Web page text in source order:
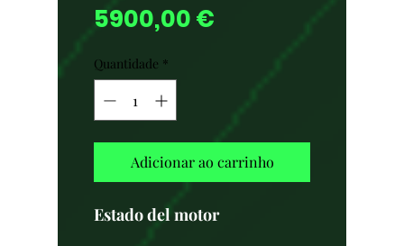
5900,00 €
Quantidade *
Adicionar ao carrinho
Estado del motor